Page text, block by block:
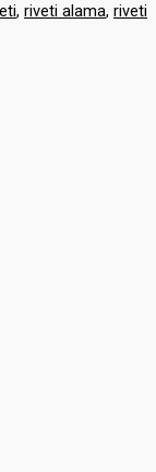
, riveti alama, riveti